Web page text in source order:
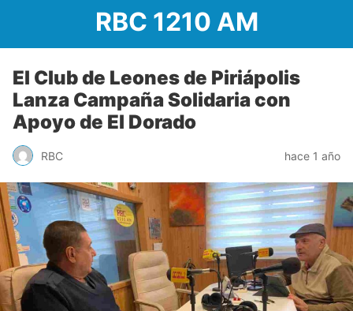
RBC 1210 AM
El Club de Leones de Piriápolis
Lanza Campaña Solidaria con
Apoyo de El Dorado
RBC hace 1 año